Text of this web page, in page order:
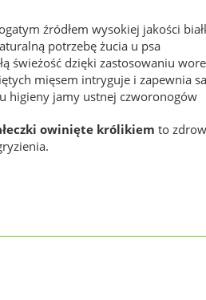
źródłem wysokiej jakości
potrzebę żucia u psa
świeżość dzięki zastosowaniu
mięsem intryguje i zapewnia
higieny jamy ustnej czworonogów
owinięte królikiem to